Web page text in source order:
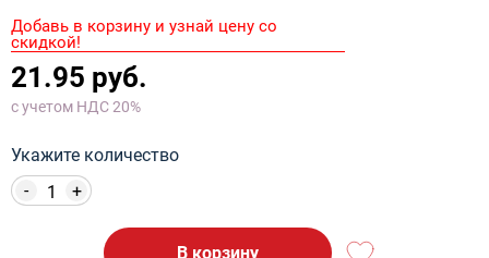
Добавь в корзину и узнай цену со
скидкой!
21.95 руб.
с учетом НДС 20%
Укажите количество
+
-
В корзину